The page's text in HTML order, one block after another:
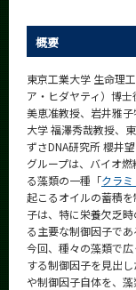
概要
東京工業大学 生命理
ア・ヒダヤティ）博
美恵准教授、岩井雅
大学 福澤秀哉教授、
ずさDNA研究所 櫻井
グループは、バイオ
る藻類の一種「クラミ
起こるオイルの蓄積
子は、特に栄養欠乏
る主要な制御因子であ
今回、種々の藻類で
する制御因子を見出
や制御因子自体を、
カテゴリ別
課程別
月別
イベントカレン
Event Calendar